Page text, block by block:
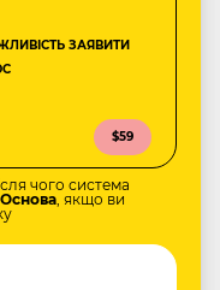
ЗАЯВИТИ
$59
чого система
Основа, якщо ви